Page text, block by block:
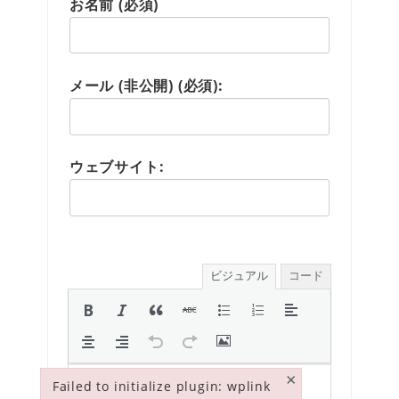
お名前 (必須)
メール (非公開) (必須):
ウェブサイト:
ビジュアル コード
Failed to initialize plugin: wplink ×